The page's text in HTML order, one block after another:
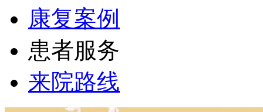
康复案例
患者服务
来院路线